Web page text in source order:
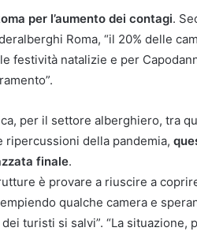
per l’aumento dei contagi.
Roma, “il 20% delle
festività natalizie e per
per il settore alberghiero, tra
ripercussioni della pandemia,
finale.
è provare a riuscire a
qualche camera e
turisti si salvi”. “La situazione,